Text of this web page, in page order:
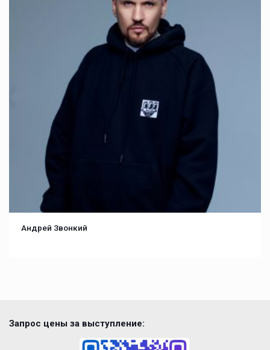
Андрей Звонкий
Запрос цены за выступление: